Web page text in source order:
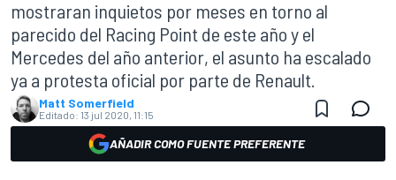
mostraran inquietos por meses en torno al
parecido del Racing Point de este año y el
Mercedes del año anterior, el asunto ha escalado
ya a protesta oficial por parte de Renault.
Matt Somerfield
Editado: 13 jul 2020, 11:15
AÑADIR COMO FUENTE PREFERENTE